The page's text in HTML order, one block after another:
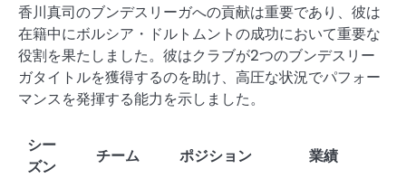
香川真司のブンデスリーガへの貢献は重要であり、彼は
在籍中にボルシア・ドルトムントの成功において重要な
役割を果たしました。彼はクラブが2つのブンデスリー
ガタイトルを獲得するのを助け、高圧な状況でパフォー
マンスを発揮する能力を示しました。
シー
ズン
チーム ポジション
業績